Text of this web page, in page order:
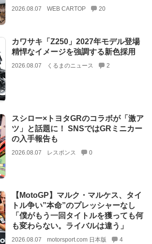
2026.08.07 WEB CARTOP 20
カワサキ「Z250」2027年モデル登場
精悍なイメージを強調する新色採用
2026.08.07 くるまのニュース 2
スシロー×トヨタGRのコラボが「激ア
ツ」と話題に！ SNSではGRミニカー
の入手報告も
2026.08.07 レスポンス 0
【MotoGP】マルク・マルケス、タイ
トル争い”本命”のプレッシャーなし
「僕がもう一回タイトルを獲っても何
も変わらない。ライバルは違う」
2026.08.07 motorsport.com 日本版 4